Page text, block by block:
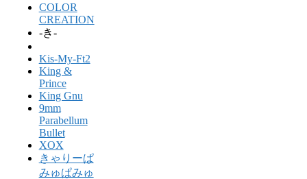
COLOR
CREATION
-き-
Kis-My-Ft2
King &
Prince
King Gnu
9mm
Parabellum
Bullet
XOX
きゃりーぱ
みゅぱみゅ